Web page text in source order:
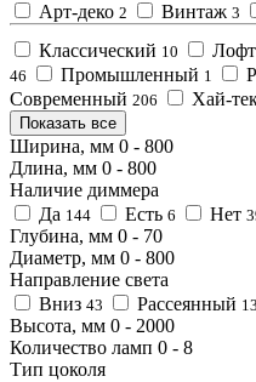
Арт-деко 2 Винтаж 3
Классический 10 Лофт
46 Промышленный 1
Современный 206 Хай-
Показать все
Ширина, мм 0 - 800
Длина, мм 0 - 800
Наличие диммера
Да 144 Есть 6 Нет
Глубина, мм 0 - 70
Диаметр, мм 0 - 800
Направление света
Вниз 43 Рассеянный
Высота, мм 0 - 2000
Количество ламп 0 - 8
Тип цоколя